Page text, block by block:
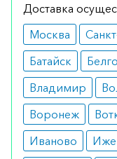
Доставка
Москва
Батайск
Владимир
Воронеж
Иваново